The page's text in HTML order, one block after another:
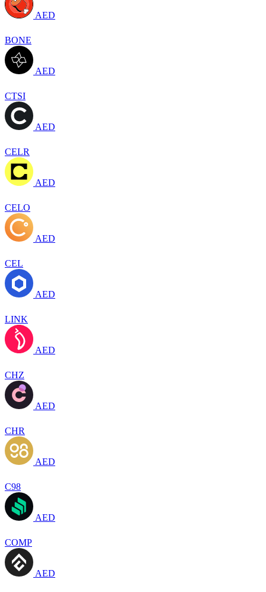
AED
BONE
AED
CTSI
AED
CELR
AED
CELO
AED
CEL
AED
LINK
AED
CHZ
AED
CHR
AED
C98
AED
COMP
AED